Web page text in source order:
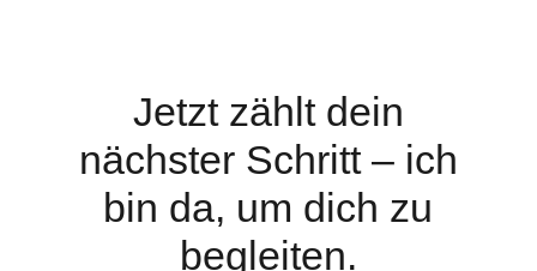
Jetzt zählt dein
nächster Schritt – ich
bin da, um dich zu
begleiten.